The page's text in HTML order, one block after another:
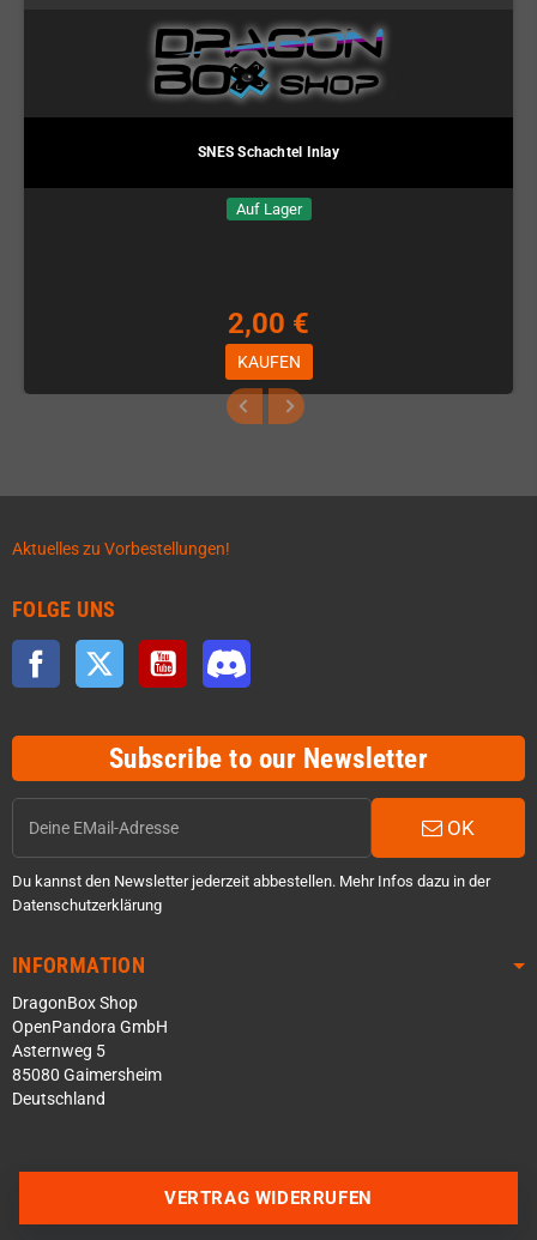
SNES Schachtel Inlay
Auf Lager
2,00 €
KAUFEN
Aktuelles zu Vorbestellungen!
FOLGE UNS
Facebook Twitter YouTube
Subscribe to our Newsletter
OK
Du kannst den Newsletter jederzeit abbestellen. Mehr Infos dazu in der
Datenschutzerklärung
INFORMATION
DragonBox Shop
OpenPandora GmbH
Asternweg 5
85080 Gaimersheim
Deutschland
Über WhatsApp schreiben
VERTRAG WIDERRUFEN